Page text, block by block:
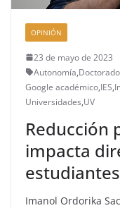
OPINIÓN
23 de mayo de 2023
Autonomía,
Google académico,IES,
Universidades,UV
Reducción
impacta
estudiantes
Imanol Ordorika